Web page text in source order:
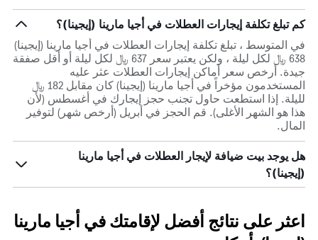
كم تبلغ تكلفة إيجارات العطلات في أجيا مارينا (إيجينا)؟
في المتوسط ، تبلغ تكلفة إيجارات العطلات في أجيا مارينا (إيجينا)
638 ﷼ لكل ليلة ، ولكن يعتبر سعر 637 ﷼ لكل ليلة أو أقل صفقة
جيدة. أرخص سعر أماكن إيجارات العطلات عثر عليه
المستخدمون مؤخراً في أجيا مارينا (إيجينا) كان مقابل 182 ﷼
لليلة. إذا استطعت حاول تجنب حجز إيجارك في أغسطس (لأن
هذا هو الشهر الأغلى). قم الحجز في أبريل (أرخص شهر) لتوفير
المال.
هل يوجد بيت ضيافة لإيجار العطلات في أجيا مارينا
(إيجينا)؟
اعثر على نتائج أفضل لإقامتك في أجيا مارينا